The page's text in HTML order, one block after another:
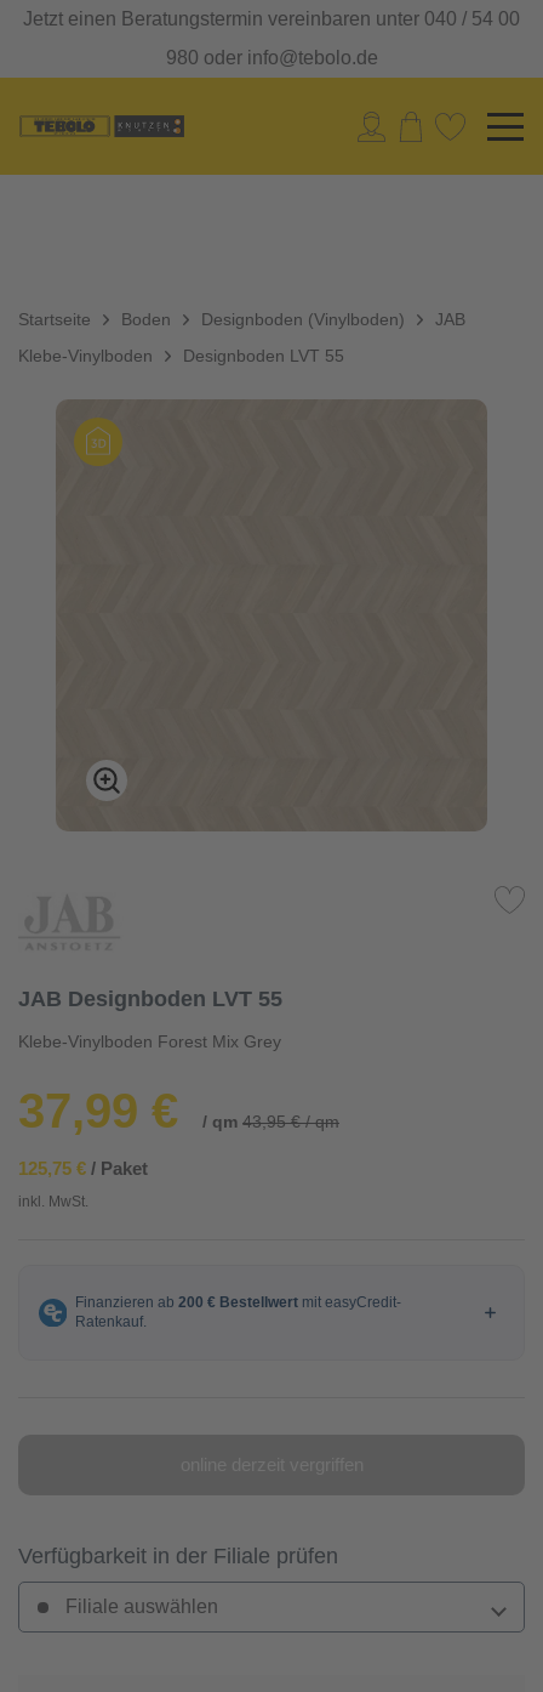
Jetzt einen Beratungstermin vereinbaren unter 040 / 54 00
980 oder info@tebolo.de
Startseite Boden
Designboden (Vinylboden)
Klebe-Vinylboden
JAB
Designboden LVT 55
JAB Designboden LVT 55
Klebe-Vinylboden Forest Mix Grey
37,99 € / qm 43,95 € / qm
125,75 € / Paket
inkl. MwSt.
Verfügbarkeit in der Filiale prüfen
Filiale auswählen